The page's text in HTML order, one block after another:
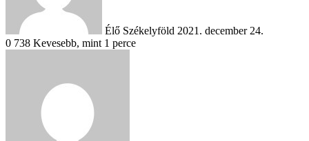
Élő Székelyföld 2021. december 24.
0 738 Kevesebb, mint 1 perce